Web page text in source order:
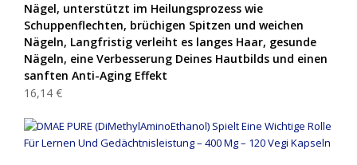
Nägel, unterstützt im Heilungsprozess wie
Schuppenflechten, brüchigen Spitzen und weichen
Nägeln, Langfristig verleiht es langes Haar, gesunde
Nägeln, eine Verbesserung Deines Hautbilds und einen
sanften Anti-Aging Effekt
16,14 €